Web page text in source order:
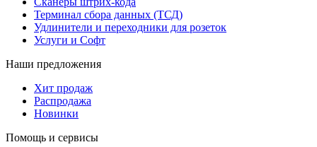
Терминал сбора данных (ТСД)
Удлинители и переходники для розеток
Услуги и Софт
Наши предложения
Хит продаж
Распродажа
Новинки
Помощь и сервисы